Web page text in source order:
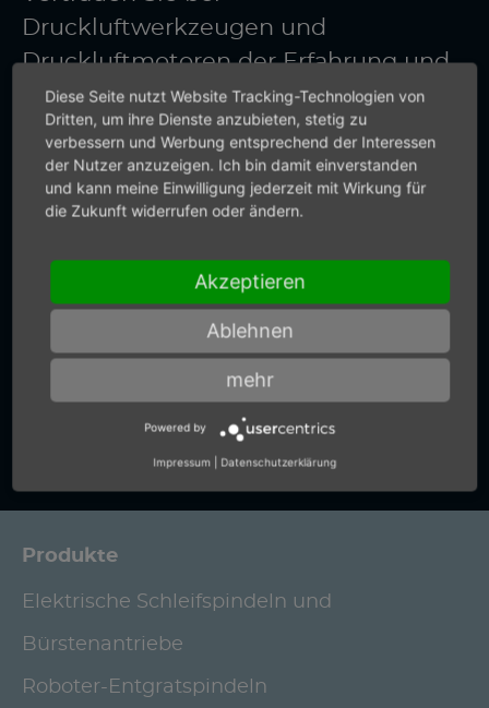
Druckluftwerkzeugen und
Druckluftmotoren der Erfahrung und
Innovationskraft von Mannesmann
DEMAG. Setzen Sie auf Qualität made
in Germany. Wir liefern nicht nur
präzise Drucklufttechnik. Sie
Auskünfte.
Zum Kontaktformular
Produkte
Elektrische Schleifspindeln und
Bürstenantriebe
Roboter-Entgratspindeln
Diese Seite nutzt Website Tracking-Technologien von
Dritten, um ihre Dienste anzubieten, stetig zu
verbessern und Werbung entsprechend der Interessen
der Nutzer anzuzeigen. Ich bin damit einverstanden
und kann meine Einwilligung jederzeit mit Wirkung für
die Zukunft widerrufen oder ändern.
Akzeptieren
Ablehnen
mehr
Powered by
Impressum Datenschutzerklärung